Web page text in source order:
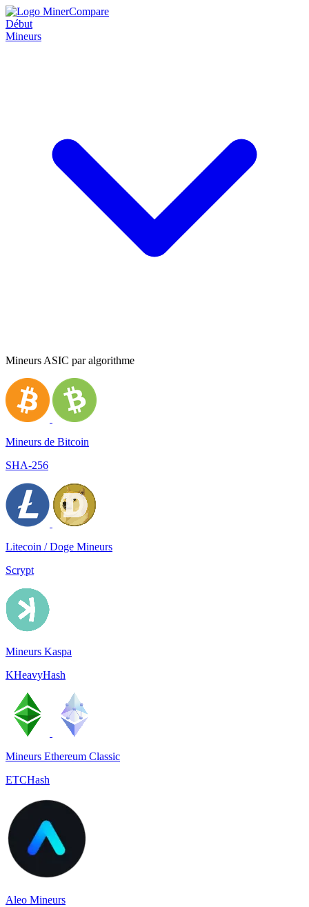
Début
Mineurs
Mineurs ASIC par algorithme
Mineurs de Bitcoin
SHA-256
Litecoin / Doge Mineurs
Scrypt
Mineurs Kaspa
KHeavyHash
Mineurs Ethereum Classic
ETCHash
Aleo Mineurs